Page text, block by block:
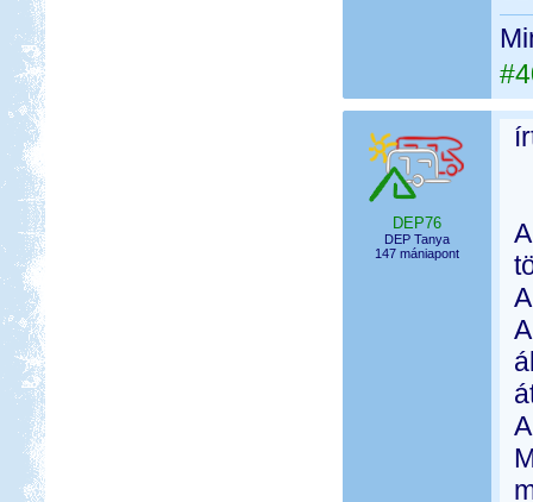
DEP76
DEP Tanya
147 mániapont